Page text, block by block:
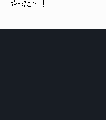
やった～！